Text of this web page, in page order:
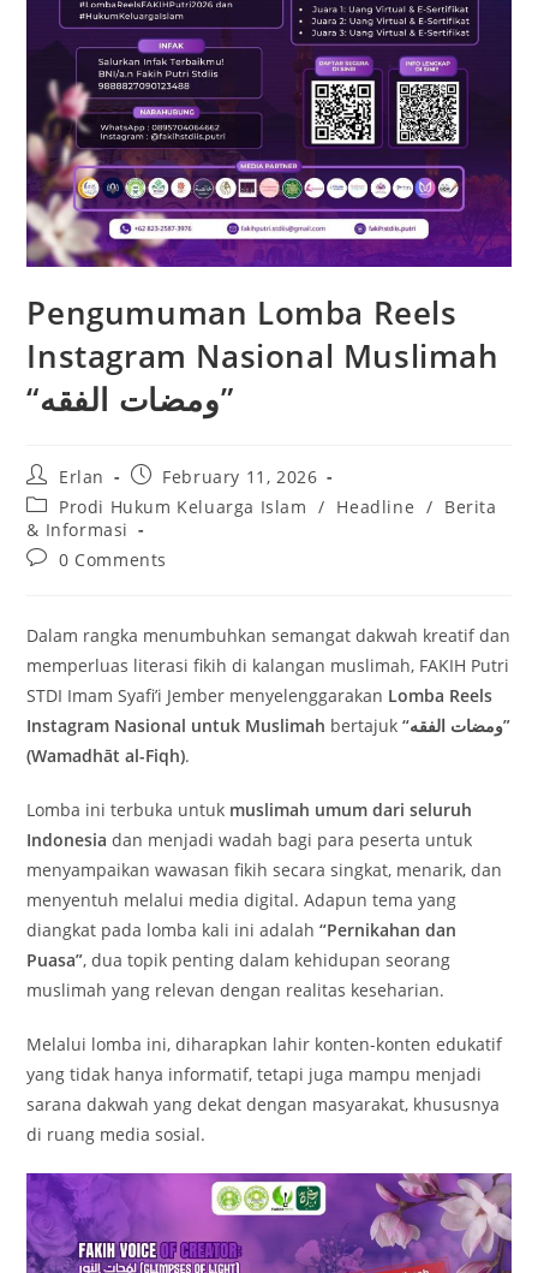
Pengumuman Lomba Reels
Instagram Nasional Muslimah
“ومضات الفقه”
Post
author:
Erlan
Post
published:
February 11, 2026
Post
category:
Prodi Hukum Keluarga Islam / Headline / Berita
& Informasi
Post0 Comments
Dalam rangka menumbuhkan semangat dakwah kreatif dan
memperluas literasi fikih di kalangan muslimah, FAKIH Putri
STDI Imam Syafi’i Jember menyelenggarakan Lomba Reels
Instagram Nasional untuk Muslimah bertajuk“ومضات الفقه”
(Wamadhāt al-Fiqh).
Lomba ini terbuka untuk muslimah umum dari seluruh
Indonesia dan menjadi wadah bagi para peserta untuk
menyampaikan wawasan fikih secara singkat, menarik, dan
menyentuh melalui media digital. Adapun tema yang
diangkat pada lomba kali ini adalah“Pernikahan dan
Puasa”, dua topik penting dalam kehidupan seorang
muslimah yang relevan dengan realitas keseharian.
Melalui lomba ini, diharapkan lahir konten-konten edukatif
yang tidak hanya informatif, tetapi juga mampu menjadi
sarana dakwah yang dekat dengan masyarakat, khususnya
di ruang media sosial.